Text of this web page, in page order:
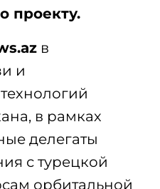
проекту.
в
и
в рамках
делегаты
с турецкой
орбитальной